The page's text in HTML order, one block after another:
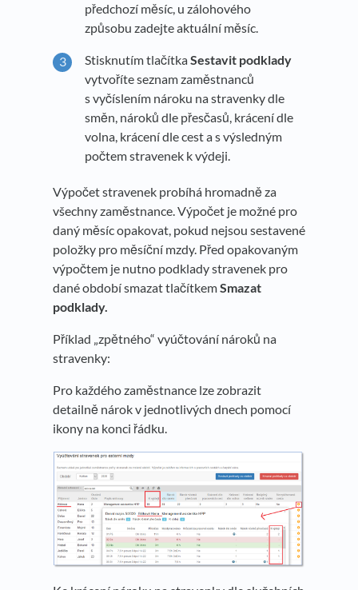
předchozí měsíc, u zálohového
způsobu zadejte aktuální měsíc.
Stisknutím tlačítkaSestavit podklady
vytvoříte seznam zaměstnanců
s vyčíslením nároku na stravenky dle
směn, nároků dle přesčasů, krácení dle
volna, krácení dle cest a s výsledným
počtem stravenek k výdeji.
Výpočet stravenek probíhá hromadně za
všechny zaměstnance. Výpočet je možné pro
daný měsíc opakovat, pokud nejsou sestavené
položky pro měsíční mzdy. Před opakovaným
výpočtem je nutno podklady stravenek pro
dané období smazat tlačítkemSmazat
podklady.
Příklad „zpětného“ vyúčtování nároků na
stravenky:
Pro každého zaměstnance lze zobrazit
detailně nárok v jednotlivých dnech pomocí
ikony na konci řádku.